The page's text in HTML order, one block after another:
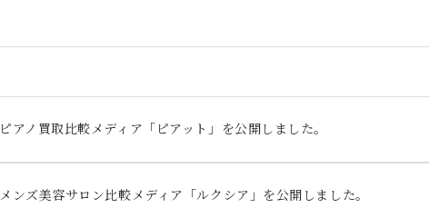
ピアノ買取比較メディア「ピアット」を公開しました。
メンズ美容サロン比較メディア「ルクシア」を公開しました。